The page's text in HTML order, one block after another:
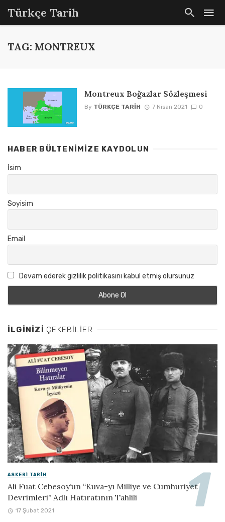
Türkçe Tarih
TAG: MONTREUX
Montreux Boğazlar Sözleşmesi
By TÜRKÇE TARIH 7 Nisan 2021 0
HABER BÜLTENIMIZE KAYDOLUN
İsim
Soyisim
Email
Devam ederek gizlilik politikasını kabul etmiş olursunuz
İLGINIZI ÇEKEBILIER
ASKERI TARIH
Ali Fuat Cebesoy’un “Kuva-yı Milliye ve Cumhuriyet
Devrimleri” Adlı Hatıratının Tahlili
17 Şubat 2021